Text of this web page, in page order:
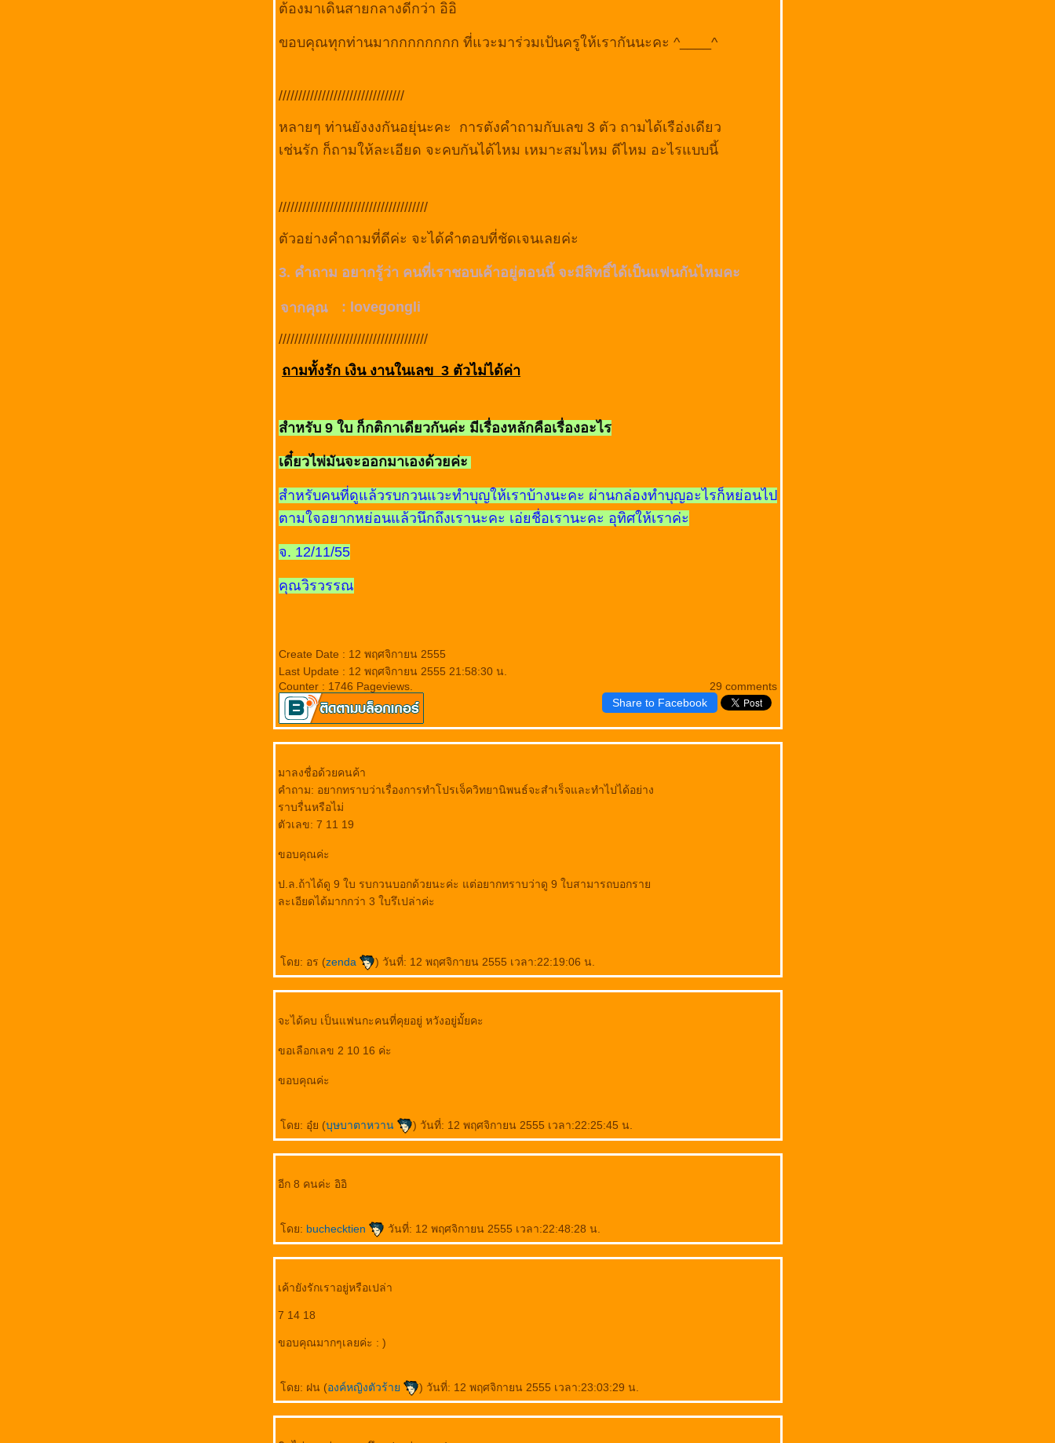
ต้องมาเดินสายกลางดีกว่า อิอิ
ขอบคุณทุกท่านมากกกกกกกก ที่แวะมาร่วมเป้นครูให้เรากันนะคะ ^____^
////////////////////////////////
หลายๆ ท่านยังงงกันอยุ่นะคะ การตังคำถามกับเลข 3 ตัว ถามได้เรือ่งเดียว
เช่นรัก ก็ถามให้ละเอียด จะคบกันได้ไหม เหมาะสมไหม ดีไหม อะไรแบบนี้
//////////////////////////////////////
ตัวอย่างคำถามที่ดีค่ะ จะได้คำตอบที่ชัดเจนเลยค่ะ
3. คำถาม อยากรู้ว่า คนที่เราชอบเค้าอยู่ตอนนี้ จะมีสิทธิ์ได้เป็นแฟนกันไหมคะ
จากคุณ : lovegongli
//////////////////////////////////////
ถามทั้งรัก เงิน งานในเลข 3 ตัวไม่ได้ค่า
สำหรับ 9 ใบ ก็กติกาเดียวกันค่ะ มีเรื่องหลักคือเรื่องอะไร
เดี๋ยวไพ่มันจะออกมาเองด้วยค่ะ
สำหรับคนที่ดูแล้วรบกวนแวะทำบุญให้เราบ้างนะคะ ผ่านกล่องทำบุญอะไรก็หย่อนไป
ตามใจอยากหย่อนแล้วนึกถึงเรานะคะ เอ่ยชื่อเรานะคะ อุทิศให้เราค่ะ
จ. 12/11/55
คุณวิรวรรณ
Create Date : 12 พฤศจิกายน 2555
Last Update : 12 พฤศจิกายน 2555 21:58:30 น.
29 comments
Counter : 1746 Pageviews.
Share to Facebook
มาลงชื่อด้วยคนค้า
คำถาม: อยากทราบว่าเรื่องการทำโปรเจ็ควิทยานิพนธ์จะสำเร็จและทำไปได้อย่าง
ราบรื่นหรือไม่
ตัวเลข: 7 11 19
ขอบคุณค่ะ
ป.ล.ถ้าได้ดู 9 ใบ รบกวนบอกด้วยนะค่ะ แต่อยากทราบว่าดู 9 ใบสามารถบอกรา
ละเอียดได้มากกว่า 3 ใบรึเปล่าค่ะ
ดย: อร (zenda ) วันที่: 12 พฤศจิกายน 2555 เวลา:22:19:06 น.
จะได้คบ เป็นแฟนกะคนที่คุยอยู่ หวังอยู่มั้ยคะ
ขอเลือกเลข 2 10 16 ค่ะ
ขอบคุณค่ะ
ดย: อุ๋ย (บุษบาตาหวาน ) วันที่: 12 พฤศจิกายน 2555 เวลา:22:25:45 น.
อีก 8 คนค่ะ อิอิ
ดย: buchecktien วันที่: 12 พฤศจิกายน 2555 เวลา:22:48:28 น.
เค้ายังรักเราอยู่หรือเปล่า
7 14 18
ขอบคุณมากๆเลยค่ะ : )
ดย: ฝน (องค์หญิงตัวร้า ) วันที่: 12 พฤศจิกายน 2555 เวลา:23:03:29 น.